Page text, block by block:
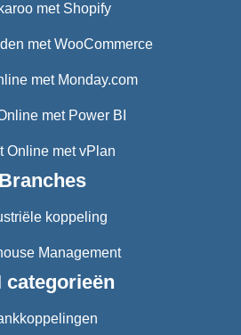
met Shopify
met WooCommerce
met Monday.com
met Power BI
Online met vPlan
Branches
koppeling
Management
categorieën